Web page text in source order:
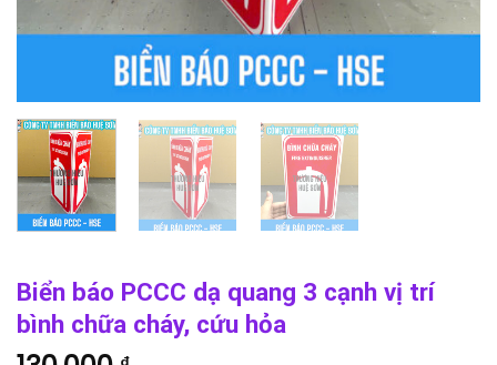
Biển báo PCCC dạ quang 3 cạnh vị trí
bình chữa cháy, cứu hỏa